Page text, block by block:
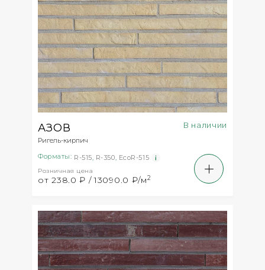
АЗОВ
Ригель-кирпич
В наличии
Форматы: R-515, R-350, EcoR-515
Розничная цена
от 238.0 ₽ / 13090.0 ₽/м2